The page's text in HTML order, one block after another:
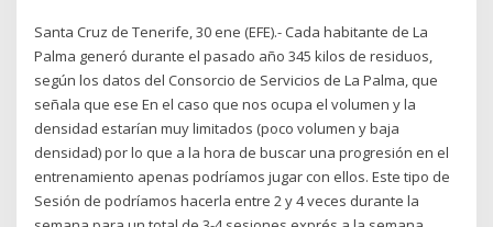
Santa Cruz de Tenerife, 30 ene (EFE).- Cada habitante de La
Palma generó durante el pasado año 345 kilos de residuos,
según los datos del Consorcio de Servicios de La Palma, que
señala que ese En el caso que nos ocupa el volumen y la
densidad estarían muy limitados (poco volumen y baja
densidad) por lo que a la hora de buscar una progresión en el
entrenamiento apenas podríamos jugar con ellos. Este tipo de
Sesión de podríamos hacerla entre 2 y 4 veces durante la